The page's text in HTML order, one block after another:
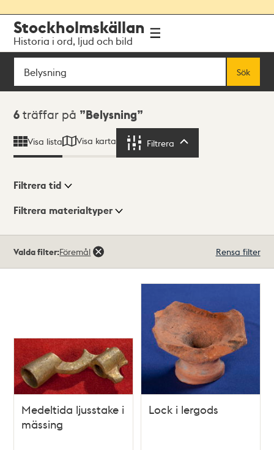
navigationen
huvudinnehållet
Stockholmskällan
Historia i ord, ljud och bild
Sök
Sök
Sökresultat
6 träffar på Belysning
Visa lista Visa karta Filtrera
Visningsläge
Filtrera tid
Filtrera materialtyper
träffar
Valda filter:Föremål Rensa filter
Medeltida ljusstake i
mässing
Lock i lergods